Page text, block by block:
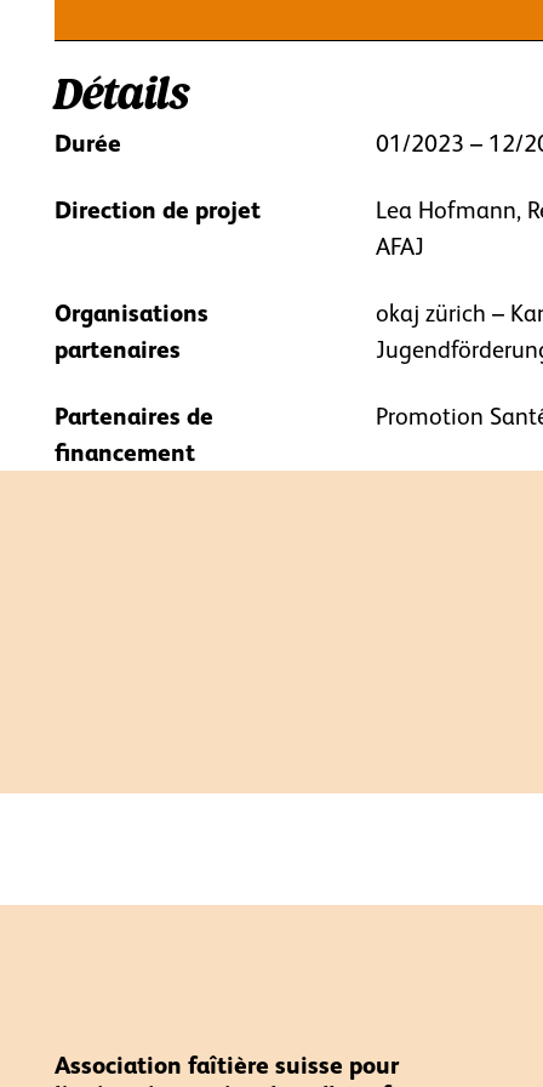
Détails
Durée 01/2023 – 12/
Direction de projet
Lea Hofmann,
AFAJ
Organisations
partenaires
okaj zürich –
Partenaires de
financement
Promotion
Association faîtière suisse pour